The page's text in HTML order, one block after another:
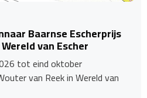
Baarnse Escherprijs
van Escher
tot eind oktober
van Reek in Wereld van